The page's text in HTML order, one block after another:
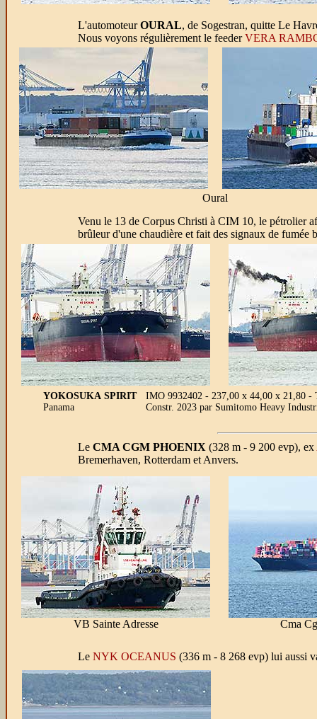
L'automoteurOURAL, de Sogestran, quitte Le
Nous voyons régulièrement le feederVERA
Oural
Venu le 13 de Corpus Christi à CIM 10, le pétrolier
brûleur d'une chaudière et fait des signaux de fumée
YOKOSUKA SPIRIT
Panama
IMO 9932402 - 237,00 x 44,00 x 21,80
Constr. 2023 par Sumitomo Heavy
Le CMA CGM PHOENIX (328 m - 9 200 evp), ex
Bremerhaven, Rotterdam et Anvers.
VB Sainte Adresse Cma
Le NYK OCEANUS (336 m - 8 268 evp) lui aussi